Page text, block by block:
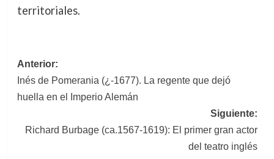
territoriales.
Navegación
de
entradas
Anterior:
Inés de Pomerania (¿-1677). La regente que dejó
huella en el Imperio Alemán
Siguiente:
Richard Burbage (ca.1567-1619): El primer gran actor
del teatro inglés